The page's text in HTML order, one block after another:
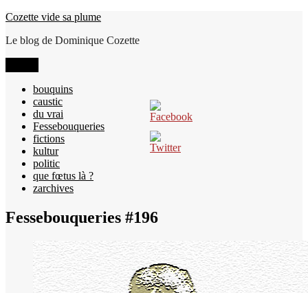
Aller
contenu
Cozette vide sa plume
Le blog de Dominique Cozette
bouquins
caustic
du vrai
Fessebouqueries
fictions
kultur
politic
que fœtus là ?
zarchives
Fessebouqueries #196